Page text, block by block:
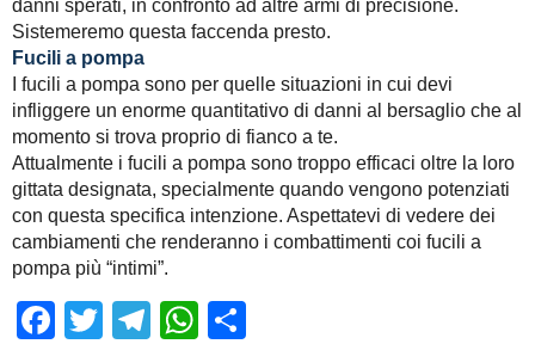
danni sperati, in confronto ad altre armi di precisione.
Sistemeremo questa faccenda presto.
Fucili a pompa
I fucili a pompa sono per quelle situazioni in cui devi
infliggere un enorme quantitativo di danni al bersaglio che al
momento si trova proprio di fianco a te.
Attualmente i fucili a pompa sono troppo efficaci oltre la loro
gittata designata, specialmente quando vengono potenziati
con questa specifica intenzione. Aspettatevi di vedere dei
cambiamenti che renderanno i combattimenti coi fucili a
pompa più “intimi”.
Facebook
TwitterTelegram
WhatsApp